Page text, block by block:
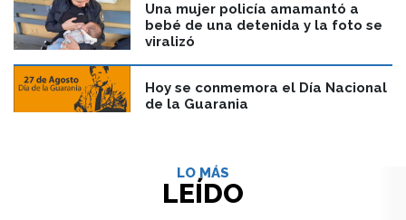
Una mujer policía amamantó a
bebé de una detenida y la foto se
viralizó
Hoy se conmemora el Día Nacional
de la Guarania
LO MÁS
LEÍDO